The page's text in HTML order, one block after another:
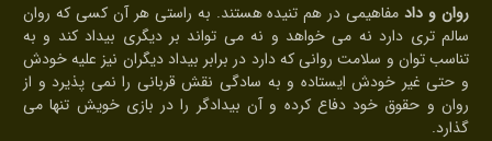
روان و دادمفاهیمی در هم تنیده هستند. به راستی هر آن کسی که روان
سالم تری دارد نه می خواهد و نه می تواند بر دیگری بیداد کند و به
تناسب توان و سلامت روانی که دارد در برابر بیداد دیگران نیز علیه خودش
و حتی غیر خودش ایستاده و به سادگی نقش قربانی را نمی پذیرد و از
روان و حقوق خود دفاع کرده و آن بیدادگر را در بازی خویش تنها می
گذارد.